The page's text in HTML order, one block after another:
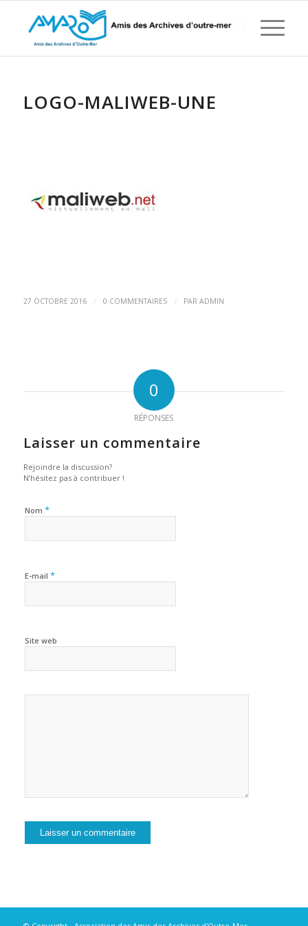
LOGO-MALIWEB-UNE
27 OCTOBRE 2016 / 0 COMMENTAIRES / PAR ADMIN
0
RÉPONSES
Laisser un commentaire
Rejoindre la discussion?
N’hésitez pas à contribuer !
Nom *
E-mail *
Site web